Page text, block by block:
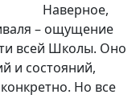
Наверное,
– ощущение
всей Школы. Оно
и состояний,
Но все